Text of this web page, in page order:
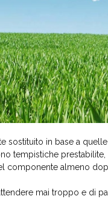
sostituito in base a
tempistiche
componente almeno
mai troppo e di